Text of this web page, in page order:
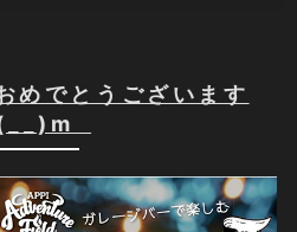
めでとうございます